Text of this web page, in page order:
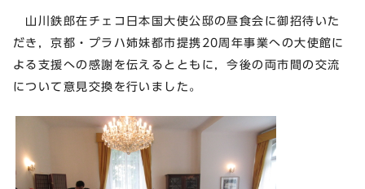
山川鉄郎在チェコ日本国大使公邸の昼食会に御招待いた
だき，京都・プラハ姉妹都市提携20周年事業への大使館に
よる支援への感謝を伝えるとともに，今後の両市間の交流
について意見交換を行いました。